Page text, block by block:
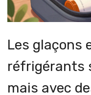
Les glaçons
réfrigérants
mais avec